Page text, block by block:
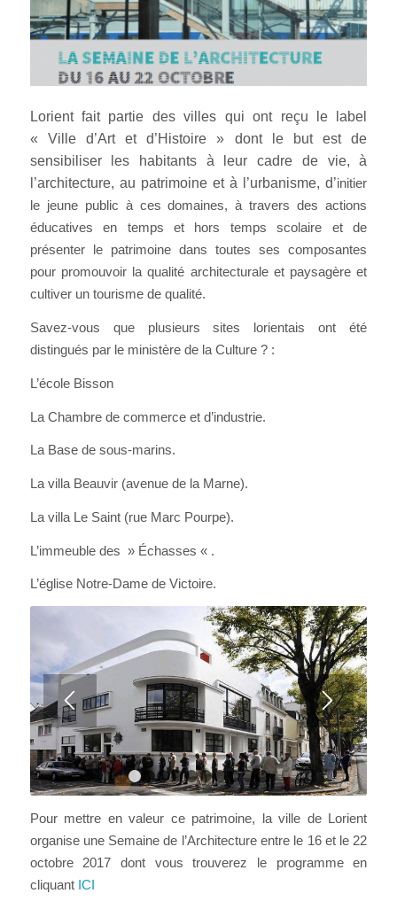
Lorient fait partie des villes qui ont reçu le label
« Ville d’Art et d’Histoire » dont le but est de
sensibiliser les habitants à leur cadre de vie, à
l’architecture, au patrimoine et à l’urbanisme, d’initier
le jeune public à ces domaines, à travers des actions
éducatives en temps et hors temps scolaire et de
présenter le patrimoine dans toutes ses composantes
pour promouvoir la qualité architecturale et paysagère et
cultiver un tourisme de qualité.
Savez-vous que plusieurs sites lorientais ont été
distingués par le ministère de la Culture ? :
L’école Bisson
La Chambre de commerce et d’industrie.
La Base de sous-marins.
La villa Beauvir (avenue de la Marne).
La villa Le Saint (rue Marc Pourpe).
L’immeuble des » Échasses « .
L’église Notre-Dame de Victoire.
1 2 3 4 5 6 7 8 9 10
Pour mettre en valeur ce patrimoine, la ville de Lorient
organise une Semaine de l’Architecture entre le 16 et le 22
octobre 2017 dont vous trouverez le programme en
cliquant ICI